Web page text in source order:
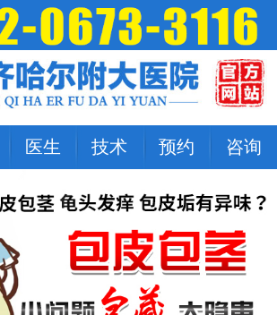
医生 技术 预约 咨询